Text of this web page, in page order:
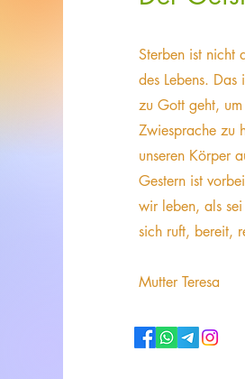
Sterben ist nicht
des Lebens. Das
zu Gott geht,
Zwiesprache zu
unseren Körper
Gestern ist
wir leben, als
sich ruft, bereit,
Mutter Teresa